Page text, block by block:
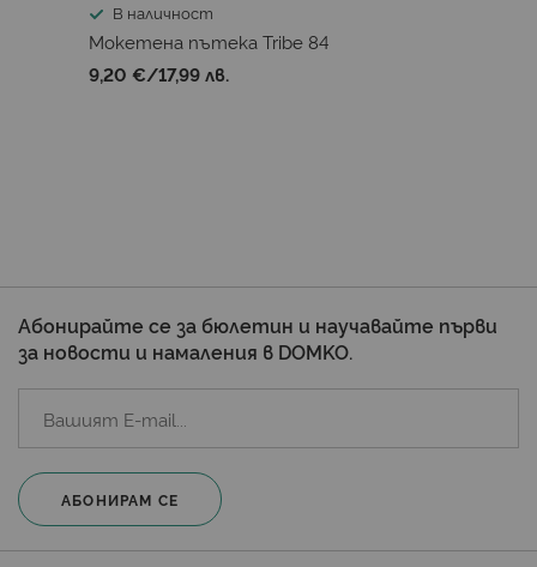
В наличност
Мокетена пътека Tribe 84
9,20 €/17,99 лв.
Абонирайте се за бюлетин и научавайте първи
за новости и намаления в DOMKO.
АБОНИРАМ СЕ